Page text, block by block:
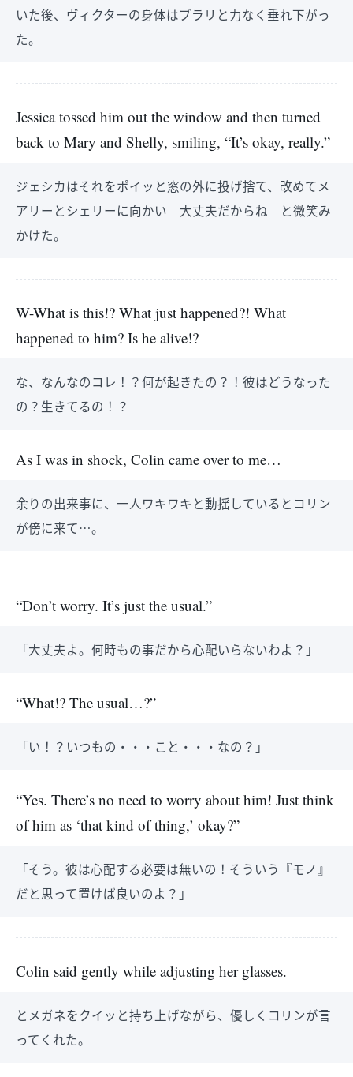
いた後、ヴィクターの身体はブラリと力なく垂れ下がっ
た。
Jessica tossed him out the window and then turned
back to Mary and Shelly, smiling, “It’s okay, really.”
ジェシカはそれをポイッと窓の外に投げ捨て、改めてメ
アリーとシェリーに向かい 大丈夫だからね と微笑み
かけた。
W-What is this!? What just happened?! What
happened to him? Is he alive!?
な、なんなのコレ！？何が起きたの？！彼はどうなった
の？生きてるの！？
As I was in shock, Colin came over to me…
余りの出来事に、一人ワキワキと動揺しているとコリン
が傍に来て…。
“Don’t worry. It’s just the usual.”
「大丈夫よ。何時もの事だから心配いらないわよ？」
“What!? The usual…?”
「い！？いつもの・・・こと・・・なの？」
“Yes. There’s no need to worry about him! Just think
of him as ‘that kind of thing,’ okay?”
「そう。彼は心配する必要は無いの！そういう『モノ』
だと思って置けば良いのよ？」
Colin said gently while adjusting her glasses.
とメガネをクイッと持ち上げながら、優しくコリンが言
ってくれた。